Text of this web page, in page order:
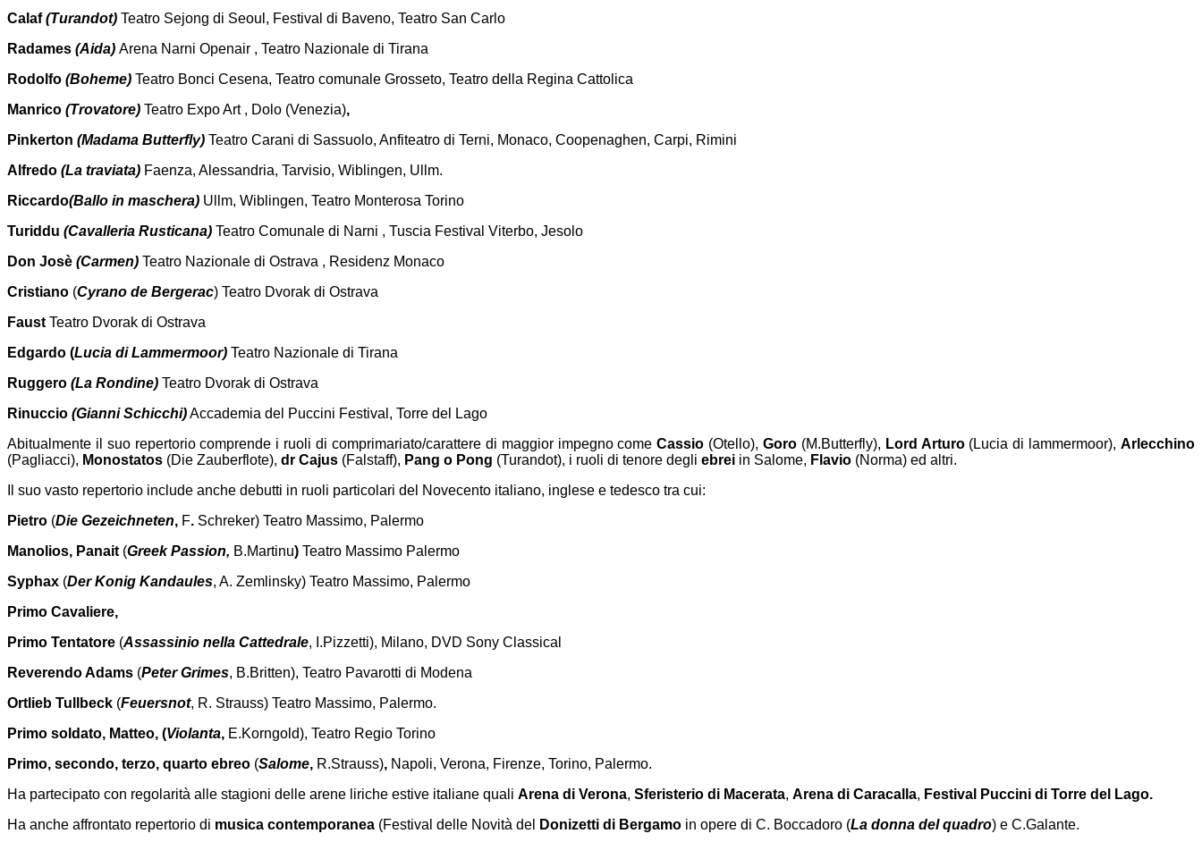
Calaf(Turandot) Teatro Sejong di Seoul, Festival di Baveno, Teatro San Carlo
Radames (Aida) Arena Narni Openair , Teatro Nazionale di Tirana
Rodolfo (Boheme) Teatro Bonci Cesena, Teatro comunale Grosseto, Teatro della Regina Cattolica
Manrico (Trovatore) Teatro Expo Art , Dolo (Venezia),
Pinkerton (Madama Butterfly) Teatro Carani di Sassuolo, Anfiteatro di Terni, Monaco, Coopenaghen, Carpi, Rimini
Alfredo (La traviata) Faenza, Alessandria, Tarvisio, Wiblingen, Ullm.
Riccardo(Ballo in maschera) Ullm, Wiblingen, Teatro Monterosa Torino
Turiddu (Cavalleria Rusticana) Teatro Comunale di Narni , Tuscia Festival Viterbo, Jesolo
Don Josè (Carmen) Teatro Nazionale di Ostrava , Residenz Monaco
Cristiano (Cyrano de Bergerac) Teatro Dvorak di Ostrava
Faust Teatro Dvorak di Ostrava
Edgardo (Lucia di Lammermoor) Teatro Nazionale di Tirana
Ruggero (La Rondine) Teatro Dvorak di Ostrava
Rinuccio (Gianni Schicchi)Accademia del Puccini Festival, Torre del Lago
Abitualmente il suo repertorio comprende i ruoli di comprimariato/carattere di maggior impegno comeCassio (Otello), Goro(M.Butterfly), Lord Arturo(Lucia di lammermoor),Arlecchino
(Pagliacci), Monostatos (Die Zauberflote), dr Cajus (Falstaff), Pang o Pong (Turandot), i ruoli di tenore degli ebrei in Salome, Flavio (Norma) ed altri.
Il suo vasto repertorio include anche debutti in ruoli particolari del Novecento italiano, inglese e tedesco tra cui:
Pietro (Die Gezeichneten, F. Schreker) Teatro Massimo, Palermo
Manolios, Panait (Greek Passion, B.Martinu) Teatro Massimo Palermo
Syphax (Der Konig Kandaules, A. Zemlinsky) Teatro Massimo, Palermo
Primo Cavaliere,
Primo Tentatore (Assassinio nella Cattedrale, I.Pizzetti), Milano, DVD Sony Classical
Reverendo Adams (Peter Grimes, B.Britten), Teatro Pavarotti di Modena
Ortlieb Tullbeck (Feuersnot, R. Strauss) Teatro Massimo, Palermo.
Primo soldato, Matteo, (Violanta, E.Korngold), Teatro Regio Torino
Primo, secondo, terzo, quarto ebreo (Salome, R.Strauss), Napoli, Verona, Firenze, Torino, Palermo.
Ha partecipato con regolarità alle stagioni delle arene liriche estive italiane quali Arena di Verona, Sferisterio di Macerata, Arena di Caracalla, Festival Puccini di Torre del Lago.
Ha anche affrontato repertorio di musica contemporanea (Festival delle Novità del Donizetti di Bergamo in opere di C. Boccadoro (La donna del quadro) e C.Galante.